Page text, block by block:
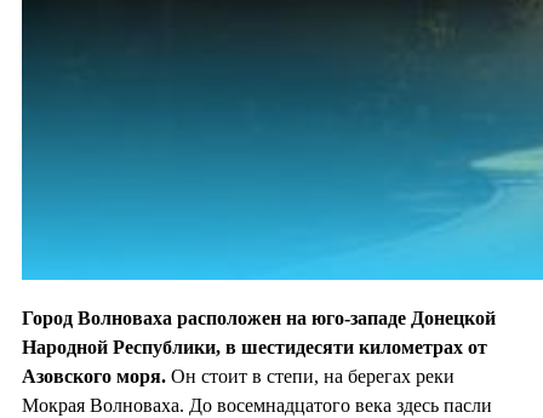
Город Волноваха расположен на юго-западе Донецкой
Народной Республики, в шестидесяти километрах от
Азовского моря. Он стоит в степи, на берегах реки
Мокрая Волноваха. До восемнадцатого века здесь пасли